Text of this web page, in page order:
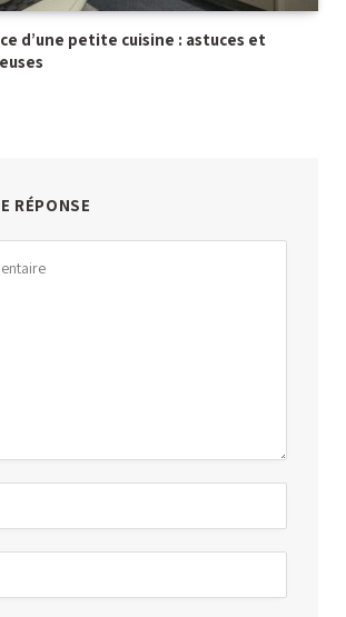
d’une petite cuisine : astuces et
RÉPONSE